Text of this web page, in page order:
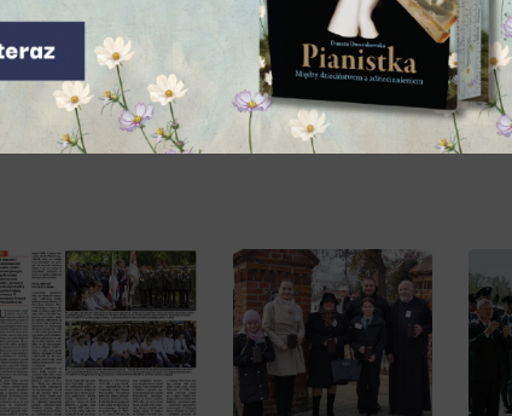
młodzież w Stężycy nie uczy się historii tylko z
wspomnień. Jego działalność to przykład
sposób mądry, spokojny i trwały. W świecie, który
przypomina, że jest ono jednym z najważniejszych